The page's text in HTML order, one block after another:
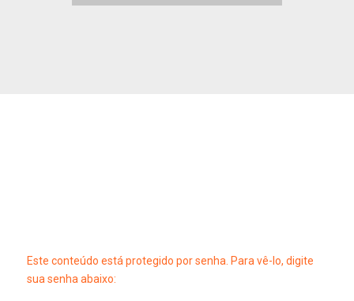
Este conteúdo está protegido por senha. Para vê-lo, digite
sua senha abaixo: